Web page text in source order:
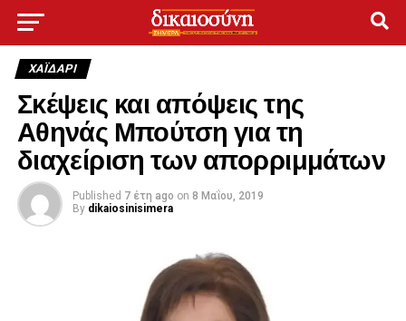
ΧΑΪΔΑΡΙ
Σκέψεις και απόψεις της
Αθηνάς Μπούτση για τη
διαχείριση των απορριμμάτων
Published 7 έτη ago on 8 Μαΐου, 2019
By dikaiosinisimera